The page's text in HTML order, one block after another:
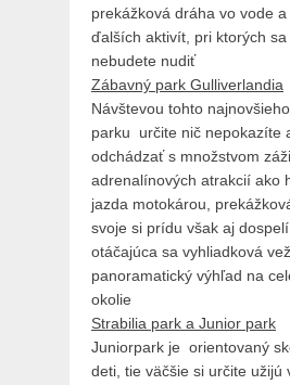
prekážková dráha vo vode
ďalších aktivít, pri ktorých sa
nebudete nudiť
Zábavný park Gulliverlandia
Návštevou tohto
parku určite nič nepokazíte
odchádzať s množstvom
adrenalínových atrakcií ako
jazda motokárou,
svoje si prídu však aj
otáčajúca sa vyhliadková
panoramatický výhľad na
okolie
Strabilia park a Junior park
Juniorpark je orientovaný
deti, tie väčšie si určite užijú